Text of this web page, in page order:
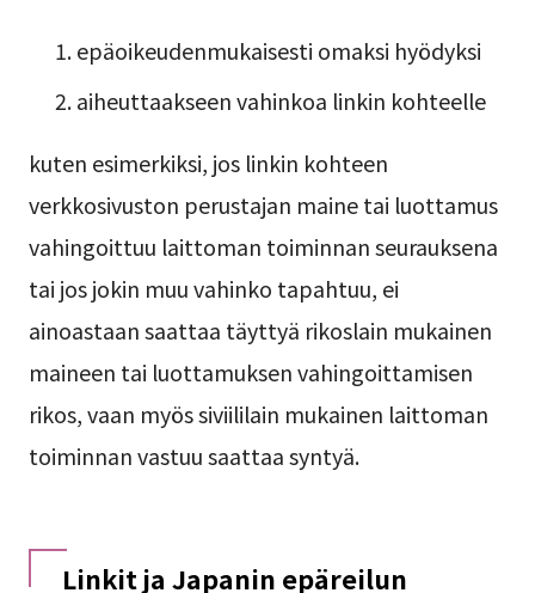
epäoikeudenmukaisesti omaksi hyödyksi
aiheuttaakseen vahinkoa linkin kohteelle
kuten esimerkiksi, jos linkin kohteen
verkkosivuston perustajan maine tai luottamus
vahingoittuu laittoman toiminnan seurauksena
tai jos jokin muu vahinko tapahtuu, ei
ainoastaan saattaa täyttyä rikoslain mukainen
maineen tai luottamuksen vahingoittamisen
rikos, vaan myös siviililain mukainen laittoman
toiminnan vastuu saattaa syntyä.
Linkit ja Japanin epäreilun